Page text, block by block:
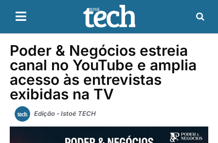
Poder & Negócios estreia
canal no YouTube e amplia
acesso às entrevistas
exibidas na TV
Edição - Istoé TECH